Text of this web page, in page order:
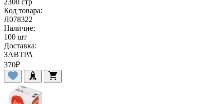
Код товара:
Л078322
Наличие:
100 шт
Доставка:
ЗАВТРА
370₽